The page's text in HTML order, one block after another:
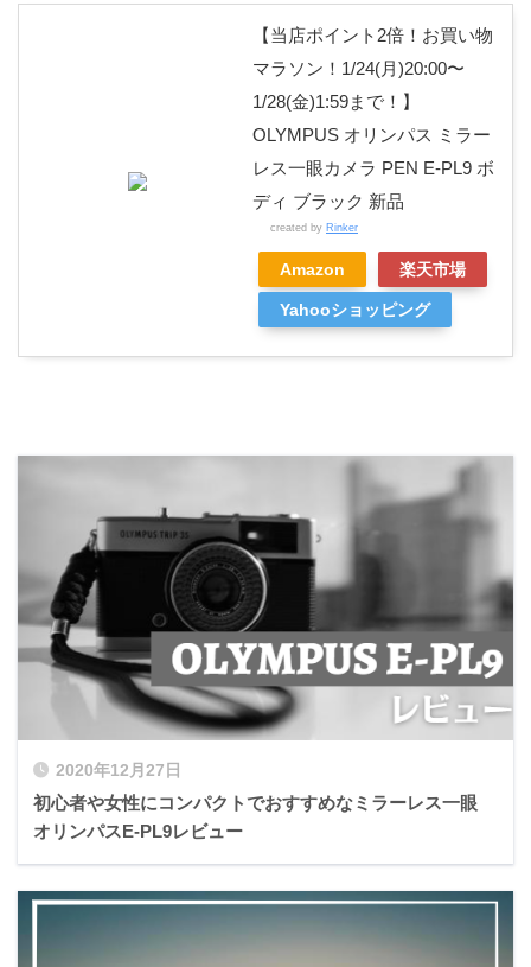
【当店ポイント2倍！お買い物
マラソン！1/24(月)20:00〜
1/28(金)1:59まで！】
OLYMPUS オリンパス ミラー
レス一眼カメラ PEN E-PL9 ボ
ディ ブラック 新品
created by Rinker
Amazon 楽天市場
Yahooショッピング
2020年12月27日
初心者や女性にコンパクトでおすすめなミラーレス一眼
オリンパスE-PL9レビュー